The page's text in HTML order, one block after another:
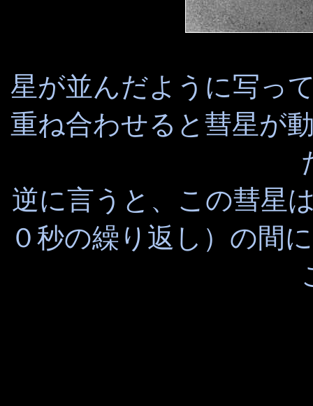
星が並んだように写っ
重ね合わせると彗星が
逆に言うと、この彗星
０秒の繰り返し）の間